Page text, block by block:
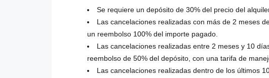
Se requiere un depósito de 30% del precio del
Las cancelaciones realizadas con más de 2 meses
un reembolso 100% del importe pagado.
Las cancelaciones realizadas entre 2 meses y 10
reembolso de 50% del depósito, con una tarifa de
Las cancelaciones realizadas dentro de los últimos